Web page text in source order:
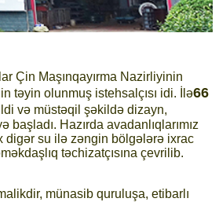
Çin Maşınqayırma Nazirliyinin
təyin olunmuş istehsalçısı idi. İlə66
və müstəqil şəkildə dizayn,
Hazırda avadanlıqlarımız
digər su ilə zəngin bölgələrə ixrac
təchizatçısına çevrilib.
münasib quruluşa, etibarlı